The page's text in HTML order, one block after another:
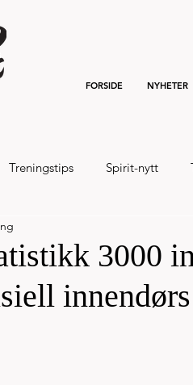
FORSIDE NYHETER
Treningstips Spirit-nytt
7km 20
3000